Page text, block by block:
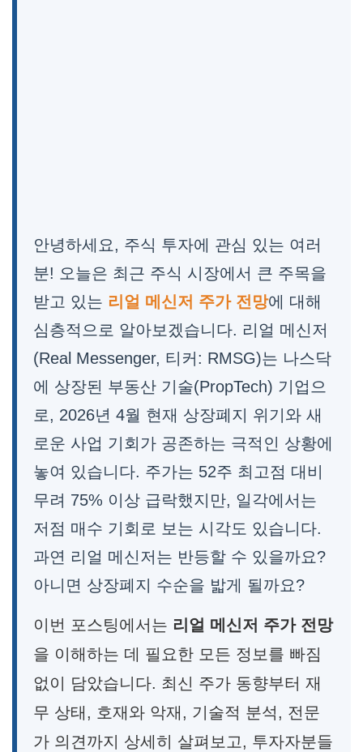
안녕하세요, 주식 투자에 관심 있는 여러
분! 오늘은 최근 주식 시장에서 큰 주목을
받고 있는 리얼 메신저 주가 전망에 대해
심층적으로 알아보겠습니다. 리얼 메신저
(Real Messenger, 티커: RMSG)는 나스닥
에 상장된 부동산 기술(PropTech) 기업으
로, 2026년 4월 현재 상장폐지 위기와 새
로운 사업 기회가 공존하는 극적인 상황에
놓여 있습니다. 주가는 52주 최고점 대비
무려 75% 이상 급락했지만, 일각에서는
저점 매수 기회로 보는 시각도 있습니다.
과연 리얼 메신저는 반등할 수 있을까요?
아니면 상장폐지 수순을 밟게 될까요?
이번 포스팅에서는 리얼 메신저 주가 전망
을 이해하는 데 필요한 모든 정보를 빠짐
없이 담았습니다. 최신 주가 동향부터 재
무 상태, 호재와 악재, 기술적 분석, 전문
가 의견까지 상세히 살펴보고, 투자자분들